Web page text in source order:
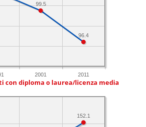
2001 2011
96.4
99.5
con diploma o laurea/licenza media
152.1